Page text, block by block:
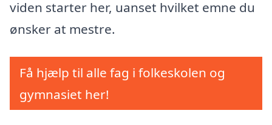
viden starter her, uanset hvilket emne du
ønsker at mestre.
Få hjælp til alle fag i folkeskolen og
gymnasiet her!